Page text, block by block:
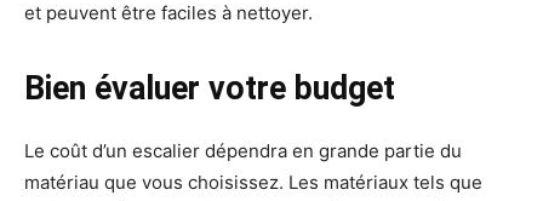
et peuvent être faciles à nettoyer.
Bien évaluer votre budget
Le coût d’un escalier dépendra en grande partie du
matériau que vous choisissez. Les matériaux tels que